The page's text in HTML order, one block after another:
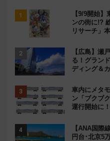
【9/9開始
ンの街に!?
リサーチ」
【広島】瀬
る！グラン
ディング＆
車内にメタ
ン「ブクブ
運行開始に
【ANA国際
円台･北京5